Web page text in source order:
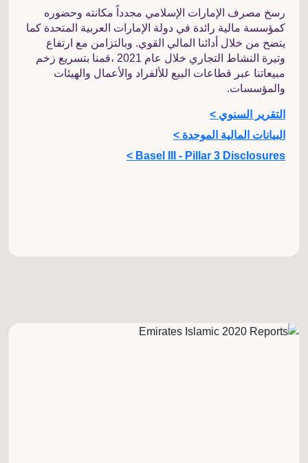
رسخ مصرف الإمارات الإسلامي مجدداً مكانته وحضوره
كمؤسسة مالية رائدة في دولة الإمارات العربية المتحدة كما
يتضح من خلال أدائنا المالي القوي. وبالتزامن مع ارتفاع
وتيرة النشاط التجاري خلال عام 2021 ،قمنا بتسريع زخم
مبيعاتنا عبر قطاعات البيع للألفراد والأعمال والهيئات
والمؤسسات.
التقرير السنوي >
البيانات المالية الموحدة >
Basel III - Pillar 3 Disclosures >